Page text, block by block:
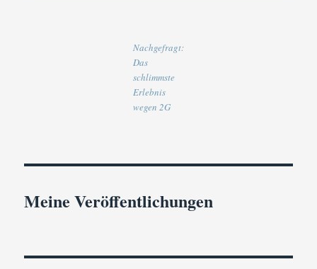
Nachgefragt:
Das
schlimmste
Erlebnis
wegen 2G
Meine Veröffentlichungen